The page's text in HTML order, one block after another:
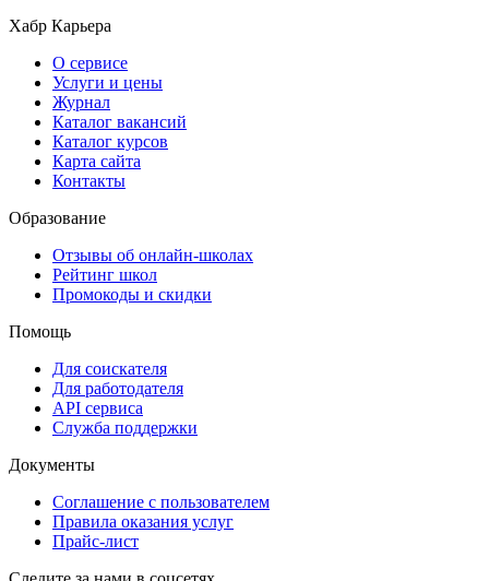
Хабр Карьера
О сервисе
Услуги и цены
Журнал
Каталог вакансий
Каталог курсов
Карта сайта
Контакты
Образование
Отзывы об онлайн-школах
Рейтинг школ
Промокоды и скидки
Помощь
Для соискателя
Для работодателя
API сервиса
Служба поддержки
Документы
Соглашение с пользователем
Правила оказания услуг
Прайс-лист